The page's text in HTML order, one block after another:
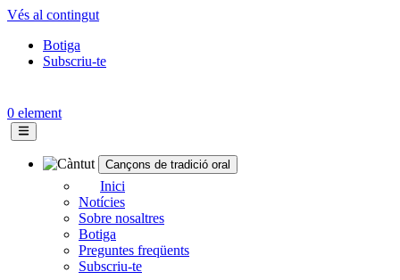
Vés al contingut
Topbar
Botiga
Subscriu-te
0 element
Navegació
principal
Cançons de tradició oral
Inici
Notícies
Sobre nosaltres
Botiga
Preguntes freqüents
Subscriu-te